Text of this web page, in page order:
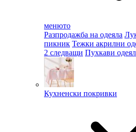
менюто
Разпродажба на одеяла
пикник Тежки акрилни
2 следващи Пухкави
Кухненски покривки